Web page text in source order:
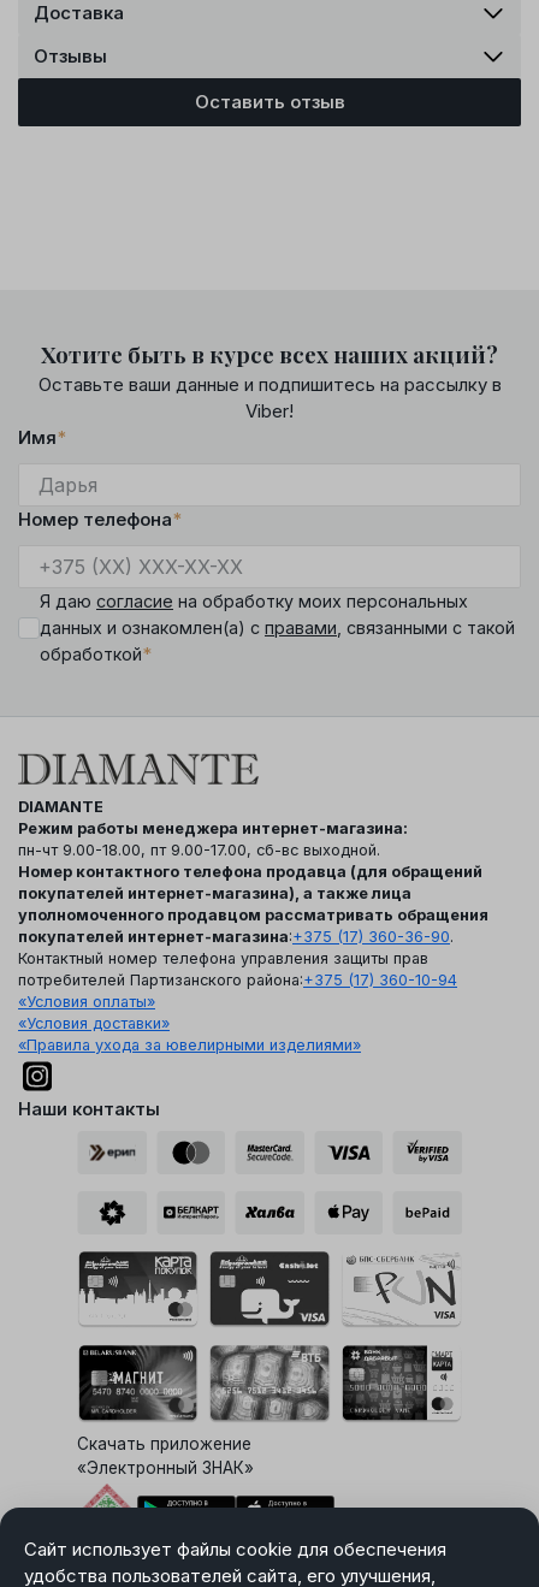
Доставка
Отзывы
Оставить отзыв
Сайт использует файлы cookie для обеспечения
удобства пользователей сайта, его улучшения,
Хотите быть в курсе всех наших акций?
Оставьте ваши данные и подпишитесь на рассылку в
Viber!
Имя*
Номер телефона*
Я даю согласие на обработку моих персональных
данных и ознакомлен(а) с правами , связанными с такой
обработкой*
DIAMANTE
Режим работы менеджера интернет-магазина:
пн-чт 9.00-18.00, пт 9.00-17.00, сб-вс выходной.
Номер контактного телефона продавца (для обращений
покупателей интернет-магазина), а также лица
уполномоченного продавцом рассматривать обращения
покупателей интернет-магазина:+375 (17) 360-36-90.
Контактный номер телефона управления защиты прав
потребителей Партизанского района:+375 (17) 360-10-94
«Условия оплаты»
«Условия доставки»
«Правила ухода за ювелирными изделиями»
Наши контакты
Скачать приложение
«Электронный ЗНАК»
Выбор настроек Cookie